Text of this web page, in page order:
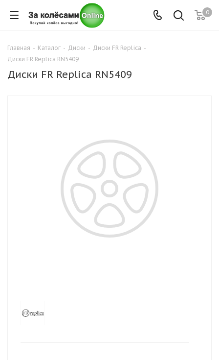
0
Главная - Каталог - Диски - Диски FR Replica -
Диски FR Replica RN5409
Диски FR Replica RN5409